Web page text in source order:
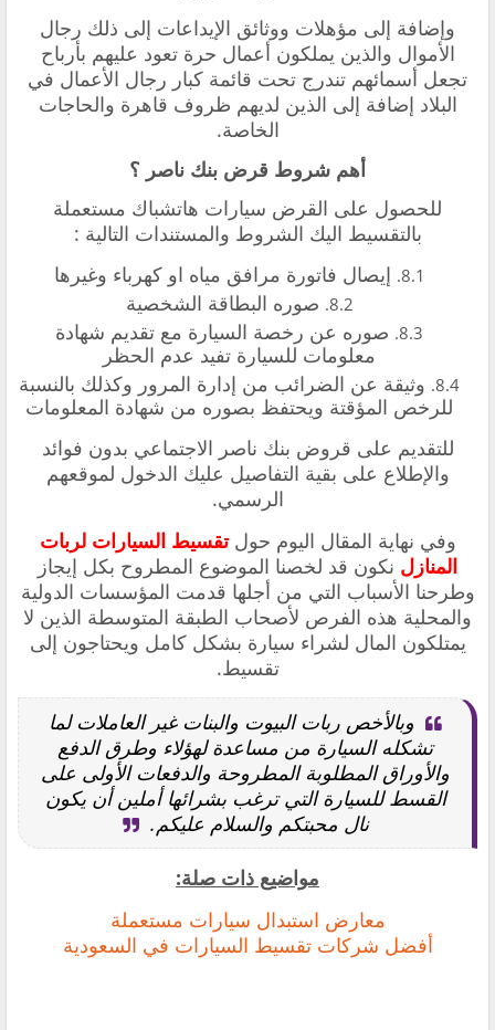
وإضافة إلى مؤهلات ووثائق الإيداعات إلى ذلك رجال
الأموال والذين يملكون أعمال حرة تعود عليهم بأرباح
تجعل أسمائهم تندرج تحت قائمة كبار رجال الأعمال في
البلاد إضافة إلى الذين لديهم ظروف قاهرة والحاجات
الخاصة.
أهم شروط قرض بنك ناصر ؟
للحصول على القرض سيارات هاتشباك مستعملة
بالتقسيط اليك الشروط والمستندات التالية :
إيصال فاتورة مرافق مياه او كهرباء وغيرها
صوره البطاقة الشخصية
صوره عن رخصة السيارة مع تقديم شهادة
معلومات للسيارة تفيد عدم الحظر
وثيقة عن الضرائب من إدارة المرور وكذلك بالنسبة
للرخص المؤقتة ويحتفظ بصوره من شهادة المعلومات
للتقديم على قروض بنك ناصر الاجتماعي بدون فوائد
والإطلاع على بقية التفاصيل عليك الدخول لموقعهم
الرسمي.
وفي نهاية المقال اليوم حولتقسيط السيارات لربات
المنازل نكون قد لخصنا الموضوع المطروح بكل إيجاز
وطرحنا الأسباب التي من أجلها قدمت المؤسسات الدولية
والمحلية هذه الفرص لأصحاب الطبقة المتوسطة الذين لا
يمتلكون المال لشراء سيارة بشكل كامل ويحتاجون إلى
تقسيط.
وبالأخص ربات البيوت والبنات غير العاملات لما
تشكله السيارة من مساعدة لهؤلاء وطرق الدفع
والأوراق المطلوبة المطروحة والدفعات الأولى على
القسط للسيارة التي ترغب بشرائها أملين أن يكون
نال محبتكم والسلام عليكم.
مواضيع ذات صلة:
معارض استبدال سيارات مستعملة
‏أفضل شركات تقسيط السيارات في السعودية